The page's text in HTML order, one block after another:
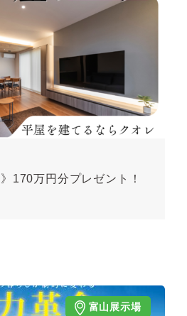
170万円分プレゼント！
富山展示場